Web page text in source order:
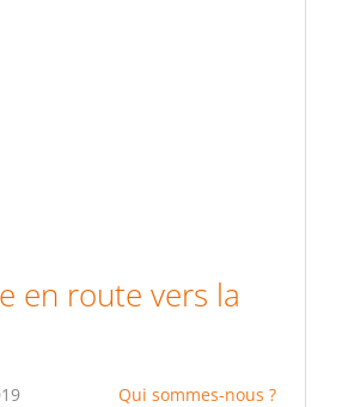
en route vers la
Qui sommes-nous ?